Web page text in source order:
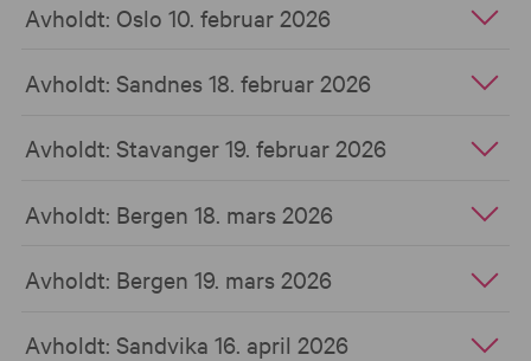
Avholdt: Oslo 10. februar 2026
Avholdt: Sandnes 18. februar 2026
Avholdt: Stavanger 19. februar 2026
Avholdt: Bergen 18. mars 2026
Avholdt: Bergen 19. mars 2026
Avholdt: Sandvika 16. april 2026